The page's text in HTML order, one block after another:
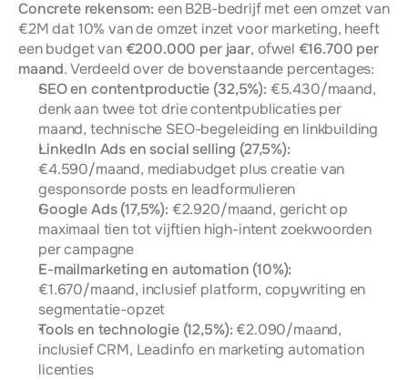
Concrete rekensom: een B2B-bedrijf met een omzet van
€2M dat 10% van de omzet inzet voor marketing, heeft
een budget van €200.000 per jaar, ofwel €16.700 per
maand. Verdeeld over de bovenstaande percentages:
SEO en contentproductie (32,5%): €5.430/maand,
denk aan twee tot drie contentpublicaties per
maand, technische SEO-begeleiding en linkbuilding
LinkedIn Ads en social selling (27,5%):
€4.590/maand, mediabudget plus creatie van
gesponsorde posts en leadformulieren
Google Ads (17,5%): €2.920/maand, gericht op
maximaal tien tot vijftien high-intent zoekwoorden
per campagne
E-mailmarketing en automation (10%):
€1.670/maand, inclusief platform, copywriting en
segmentatie-opzet
Tools en technologie (12,5%): €2.090/maand,
inclusief CRM, Leadinfo en marketing automation
licenties